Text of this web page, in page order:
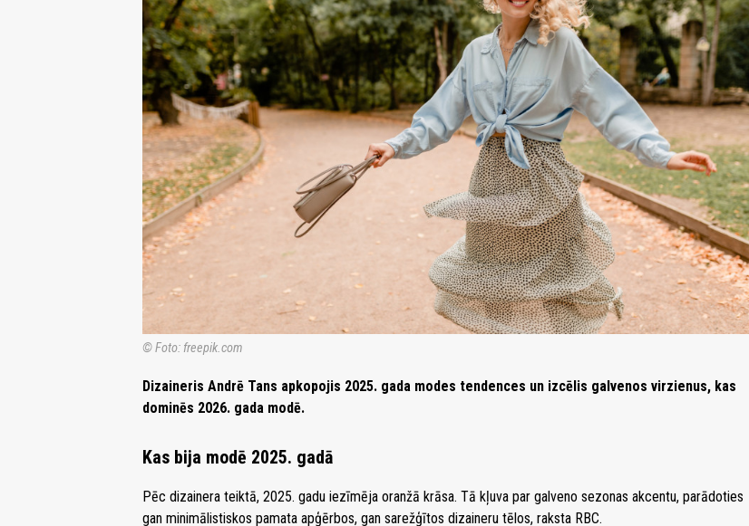
© Foto: freepik.com
Dizaineris Andrē Tans apkopojis 2025. gada modes tendences un izcēlis galvenos virzienus, kas
dominēs 2026. gada modē.
Kas bija modē 2025. gadā
Pēc dizainera teiktā, 2025. gadu iezīmēja oranžā krāsa. Tā kļuva par galveno sezonas akcentu, parādoties
gan minimālistiskos pamata apģērbos, gan sarežģītos dizaineru tēlos, raksta RBC.